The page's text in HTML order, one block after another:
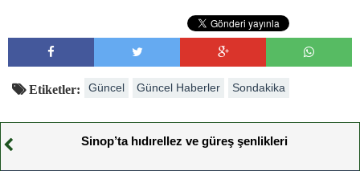
Etiketler: Güncel Güncel Haberler Sondakika
Sinop’ta hıdırellez ve güreş şenlikleri